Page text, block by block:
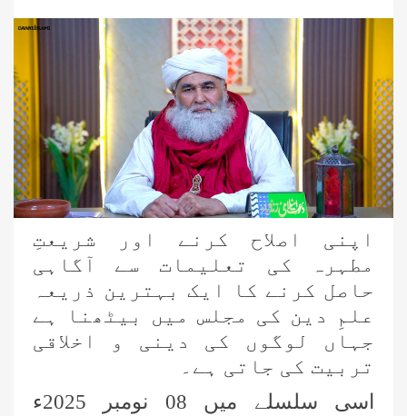
اپنی اصلاح کرنے اور شریعتِ
مطہرہ کی تعلیمات سے آگاہی
حاصل کرنے کا ایک بہترین ذریعہ
علمِ دین کی مجلس میں بیٹھنا ہے
جہاں لوگوں کی دینی و اخلاقی
تربیت کی جاتی ہے۔
اسی سلسلے میں 08 نومبر 2025ء